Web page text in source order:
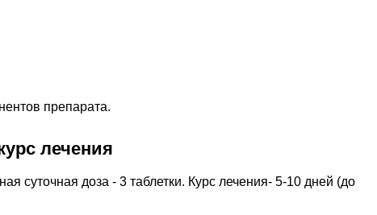
препарата.
лечения
суточная доза - 3 таблетки. Курс лечения- 5-10 дней (до